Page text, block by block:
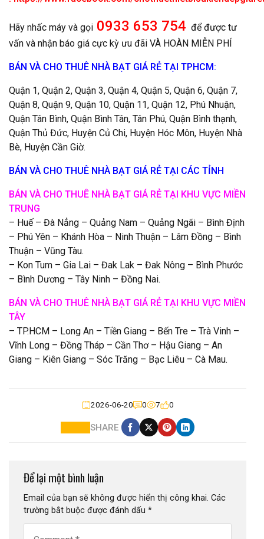
Hãy nhấc máy và gọi 0933 653 754 để được tư
vấn và nhận báo giá cực kỳ ưu đãi VÀ HOÀN MIỄN PHÍ
BÁN VÀ CHO THUÊ NHÀ BẠT GIÁ RẺ TẠI TPHCM:
Quận 1, Quận 2, Quận 3, Quận 4, Quận 5, Quận 6, Quận 7,
Quận 8, Quận 9, Quận 10, Quận 11, Quận 12, Phú Nhuận,
Quận Tân Bình, Quận Bình Tân, Tân Phú, Quận Bình thạnh,
Quận Thủ Đức, Huyện Củ Chi, Huyện Hóc Môn, Huyện Nhà
Bè, Huyện Cần Giờ.
BÁN VÀ CHO THUÊ NHÀ BẠT GIÁ RẺ TẠI CÁC TỈNH
BÁN VÀ CHO THUÊ NHÀ BẠT GIÁ RẺ TẠI KHU VỰC MIỀN
TRUNG
– Huế – Đà Nẳng – Quảng Nam – Quảng Ngãi – Bình Định
– Phú Yên – Khánh Hòa – Ninh Thuận – Lâm Đồng – Bình
Thuận – Vũng Tàu.
– Kon Tum – Gia Lai – Đak Lak – Đak Nông – Bình Phước
– Bình Dương – Tây Ninh – Đồng Nai.
BÁN VÀ CHO THUÊ NHÀ BẠT GIÁ RẺ TẠI KHU VỰC MIỀN
TÂY
– TP.HCM – Long An – Tiền Giang – Bến Tre – Trà Vinh –
Vĩnh Long – Đồng Tháp – Cần Thơ – Hậu Giang – An
Giang – Kiên Giang – Sóc Trăng – Bạc Liêu – Cà Mau.
2026-06-20 0 7 0
SHARE
Để lại một bình luận
Email của bạn sẽ không được hiển thị công khai. Các
trường bắt buộc được đánh dấu *